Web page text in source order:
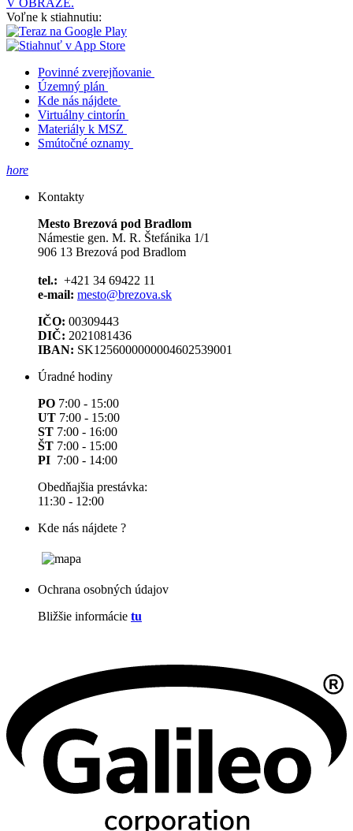
V OBRAZE.
Voľne k stiahnutiu:
Povinné zverejňovanie
Územný plán
Kde nás nájdete
Virtuálny cintorín
Materiály k MSZ
Smútočné oznamy
hore
Kontakty
Mesto Brezová pod Bradlom
Námestie gen. M. R. Štefánika 1/1
906 13 Brezová pod Bradlom
tel.: +421 34 69422 11
e-mail: mesto@brezova.sk
IČO: 00309443
DIČ: 2021081436
IBAN: SK1256000000004602539001
Úradné hodiny
PO 7:00 - 15:00
UT 7:00 - 15:00
ST 7:00 - 16:00
ŠT 7:00 - 15:00
PI 7:00 - 14:00
Obedňajšia prestávka:
11:30 - 12:00
Kde nás nájdete ?
Ochrana osobných údajov
Bližšie informácie tu